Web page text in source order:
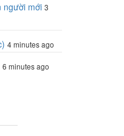
người mới 3
4 minutes ago
6 minutes ago